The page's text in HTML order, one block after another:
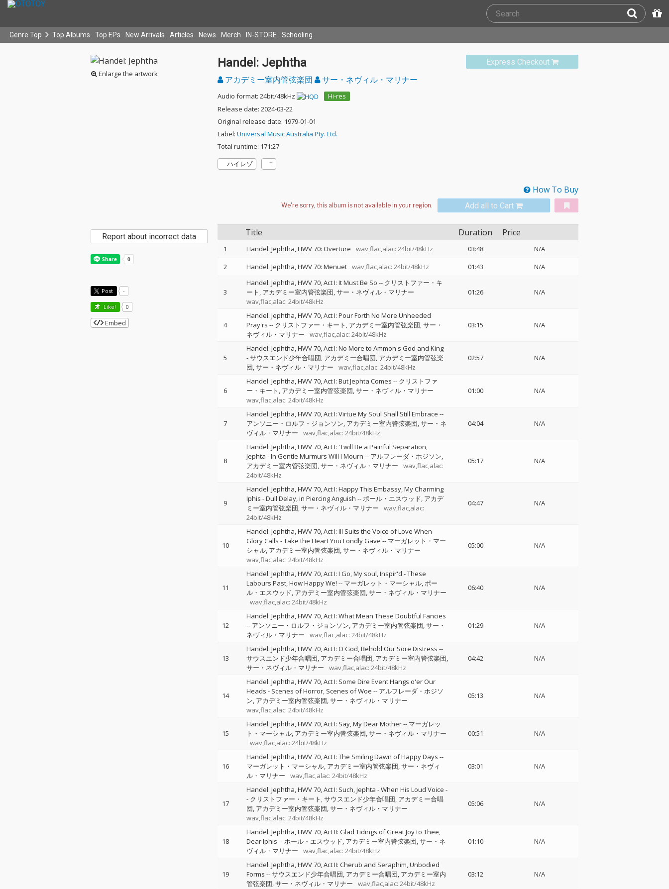
Genre Top Top Albums Top EPs New Arrivals Articles News Merch IN-STORE Schooling
Enlarge the artwork
Express Checkout
Handel: Jephtha
アカデミー室内管弦楽団 サー・ネヴィル・マリナー
Audio format: 24bit/48kHz
Hi-res
Release date: 2024-03-22
Original release date: 1979-01-01
Label: Universal Music Australia Pty. Ltd.
Total runtime: 171:27
ハイレゾ
How To Buy
Add all to Cart
Title Duration Price
1 Handel: Jephtha, HWV 70: Overture wav,flac,alac: 24bit/48kHz 03:48
N/A
2
Handel: Jephtha, HWV 70: Menuet wav,flac,alac: 24bit/48kHz 01:43 N/A
3
Handel: Jephtha, HWV 70, Act I: It Must Be So -- クリストファー・キ
ート アカデミー室内管弦楽団 サー・ネヴィル・マリナー
wav,flac,alac: 24bit/48kHz
01:26 N/A
4
Handel: Jephtha, HWV 70, Act I: Pour Forth No More Unheeded
Pray'rs -- クリストファー・キート アカデミー室内管弦楽団 サー・
ネヴィル・マリナー
wav,flac,alac: 24bit/48kHz
03:15 N/A
5
Handel: Jephtha, HWV 70, Act I: No More to Ammon's God and King-
-サウスエンド少年合唱団 アカデミー合唱団 アカデミー室内管弦楽
団 サー・ネヴィル・マリナー wav,flac,alac: 24bit/48kHz
02:57 N/A
6
Handel: Jephtha, HWV 70, Act I: But Jephta Comes -- クリストファ
ー・キート アカデミー室内管弦楽団 サー・ネヴィル・マリナー
wav,flac,alac: 24bit/48kHz
01:00 N/A
7
Handel: Jephtha, HWV 70, Act I: Virtue My Soul Shall Still Embrace --
アンソニー・ロルフ・ジョンソン アカデミー室内管弦楽団 サー・ネ
ヴィル・マリナー
wav,flac,alac: 24bit/48kHz
04:04 N/A
8
Handel: Jephtha, HWV 70, Act I: 'Twill Be a Painful Separation,
Jephta - In Gentle Murmurs Will I Mourn -- アルフレーダ・ホジソン
アカデミー室内管弦楽団 サー・ネヴィル・マリナー
wav,flac,alac:
24bit/48kHz
05:17 N/A
9
Handel: Jephtha, HWV 70, Act I: Happy This Embassy, My Charming
Iphis - Dull Delay, in Piercing Anguish --ポール・エスウッド アカデ
ミー室内管弦楽団 サー・ネヴィル・マリナー
wav,flac,alac:
24bit/48kHz
04:47 N/A
10
Handel: Jephtha, HWV 70, Act I: Ill Suits the Voice of Love When
Glory Calls - Take the Heart You Fondly Gave -- マーガレット・マー
シャル アカデミー室内管弦楽団 サー・ネヴィル・マリナー
wav,flac,alac: 24bit/48kHz
05:00 N/A
11
Handel: Jephtha, HWV 70, Act I: I Go, My soul, Inspir'd - These
Labours Past, How Happy We! -- マーガレット・マーシャル ポー
ル・エスウッド アカデミー室内管弦楽団 サー・ネヴィル・マリナー
wav,flac,alac: 24bit/48kHz
06:40 N/A
12
Handel: Jephtha, HWV 70, Act I: What Mean These Doubtful Fancies
-- アンソニー・ロルフ・ジョンソン アカデミー室内管弦楽団 サー・
ネヴィル・マリナー
wav,flac,alac: 24bit/48kHz
01:29 N/A
13
Handel: Jephtha, HWV 70, Act I: O God, Behold Our Sore Distress --
サウスエンド少年合唱団 アカデミー合唱団 アカデミー室内管弦楽団
サー・ネヴィル・マリナー
wav,flac,alac: 24bit/48kHz
04:42 N/A
14
Handel: Jephtha, HWV 70, Act I: Some Dire Event Hangs o'er Our
Heads - Scenes of Horror, Scenes of Woe -- アルフレーダ・ホジソ
ン アカデミー室内管弦楽団 サー・ネヴィル・マリナー
wav,flac,alac: 24bit/48kHz
05:13 N/A
15
Handel: Jephtha, HWV 70, Act I: Say, My Dear Mother-- マーガレッ
ト・マーシャル アカデミー室内管弦楽団 サー・ネヴィル・マリナー
wav,flac,alac: 24bit/48kHz
00:51 N/A
16
Handel: Jephtha, HWV 70, Act I: The Smiling Dawn of Happy Days --
マーガレット・マーシャル アカデミー室内管弦楽団 サー・ネヴィ
ル・マリナー
wav,flac,alac: 24bit/48kHz
03:01 N/A
17
Handel: Jephtha, HWV 70, Act I: Such, Jephta - When His Loud Voice -
- クリストファー・キート サウスエンド少年合唱団 アカデミー合唱
団 アカデミー室内管弦楽団 サー・ネヴィル・マリナー
wav,flac,alac: 24bit/48kHz
05:06 N/A
18
Handel: Jephtha, HWV 70, Act II: Glad Tidings of Great Joy to Thee,
Dear Iphis --ポール・エスウッド アカデミー室内管弦楽団 サー・ネ
ヴィル・マリナー
wav,flac,alac: 24bit/48kHz
01:10 N/A
19
Handel: Jephtha, HWV 70, Act II: Cherub and Seraphim, Unbodied
Forms --サウスエンド少年合唱団 アカデミー合唱団 アカデミー室内
管弦楽団 サー・ネヴィル・マリナー wav,flac,alac: 24bit/48kHz
03:12 N/A
Report about incorrect data
Post -
Like! 0
Embed